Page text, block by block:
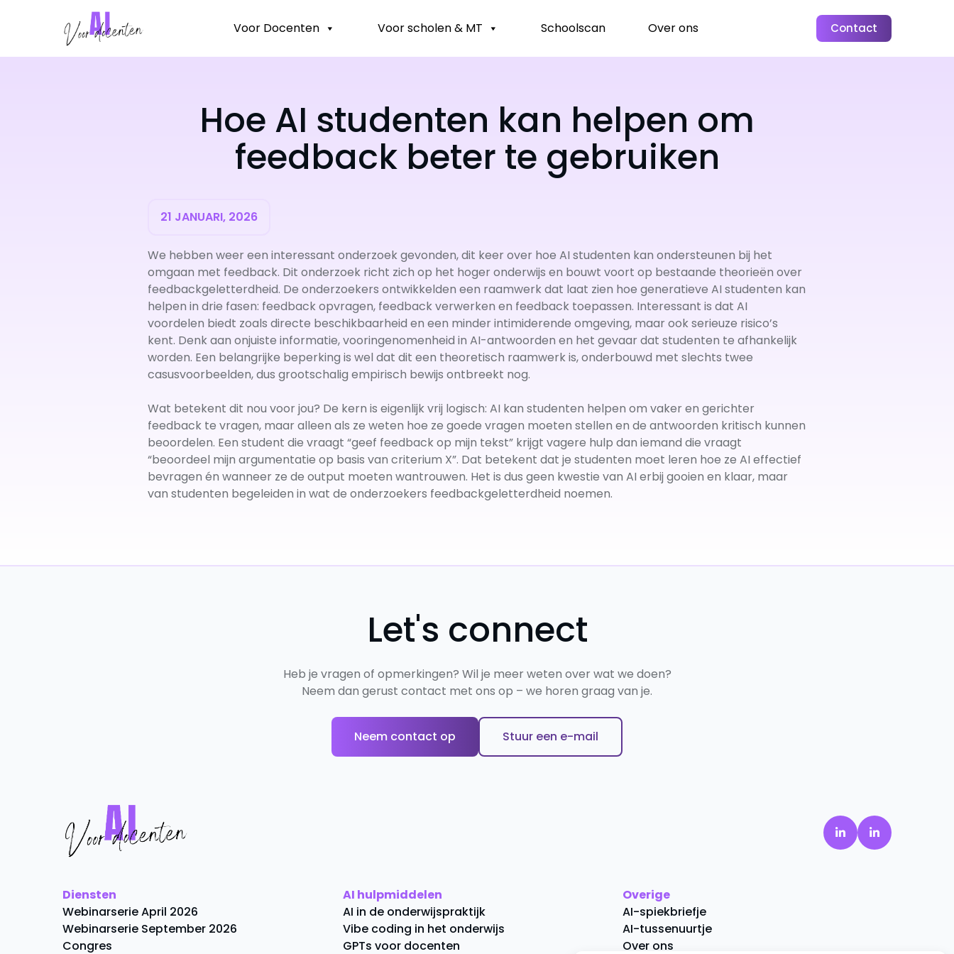
inhoud
Voor Docenten Voor scholen & MT Schoolscan Over ons Contact
Hoe AI studenten kan helpen om
feedback beter te gebruiken
21 JANUARI, 2026
We hebben weer een interessant onderzoek gevonden, dit keer over hoe AI studenten kan ondersteunen bij het
omgaan met feedback. Dit onderzoek richt zich op het hoger onderwijs en bouwt voort op bestaande theorieën over
feedbackgeletterdheid. De onderzoekers ontwikkelden een raamwerk dat laat zien hoe generatieve AI studenten kan
helpen in drie fasen: feedback opvragen, feedback verwerken en feedback toepassen. Interessant is dat AI
voordelen biedt zoals directe beschikbaarheid en een minder intimiderende omgeving, maar ook serieuze risico’s
kent. Denk aan onjuiste informatie, vooringenomenheid in AI-antwoorden en het gevaar dat studenten te afhankelijk
worden. Een belangrijke beperking is wel dat dit een theoretisch raamwerk is, onderbouwd met slechts twee
casusvoorbeelden, dus grootschalig empirisch bewijs ontbreekt nog.
Wat betekent dit nou voor jou? De kern is eigenlijk vrij logisch: AI kan studenten helpen om vaker en gerichter
feedback te vragen, maar alleen als ze weten hoe ze goede vragen moeten stellen en de antwoorden kritisch kunnen
beoordelen. Een student die vraagt “geef feedback op mijn tekst” krijgt vagere hulp dan iemand die vraagt
“beoordeel mijn argumentatie op basis van criterium X”. Dat betekent dat je studenten moet leren hoe ze AI effectief
bevragen én wanneer ze de output moeten wantrouwen. Het is dus geen kwestie van AI erbij gooien en klaar, maar
van studenten begeleiden in wat de onderzoekers feedbackgeletterdheid noemen.
Let's connect
Heb je vragen of opmerkingen? Wil je meer weten over wat we doen?
Neem dan gerust contact met ons op – we horen graag van je.
Neem contact op Stuur een e-mail
Diensten
Webinarserie April 2026
Webinarserie September 2026
Congres
AI hulpmiddelen
AI in de onderwijspraktijk
Vibe coding in het onderwijs
GPTs voor docenten
Overige
AI-spiekbriefje
AI-tussenuurtje
Over ons